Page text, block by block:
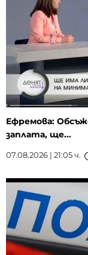
Ефремова:
заплата, ще...
07.08.2026 | 21:05 ч.